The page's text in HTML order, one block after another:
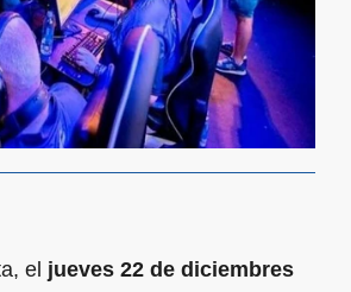
el jueves 22 de diciembres